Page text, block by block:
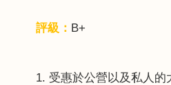
評級： B+
1. 受惠於公營以及私人的